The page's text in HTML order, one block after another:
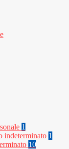
1
indeterminato 1
10